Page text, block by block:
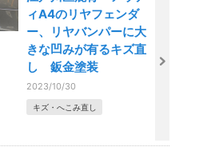
ィA4のリヤフェンダ
ー、リヤバンパーに大
きな凹みが有るキズ直
し 鈑金塗装
2023/10/30
キズ・へこみ直し